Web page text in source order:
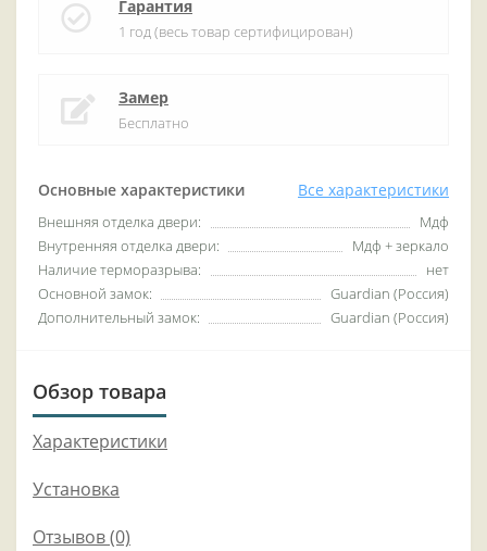
Основные характеристики Все характеристики
Внешняя отделка двери:
Мдф
Внутренняя отделка двери:
Мдф + зеркало
Наличие терморазрыва:
нет
Основной замок:
Guardian (Россия)
Дополнительный замок:
Guardian (Россия)
Гарантия
1 год (весь товар сертифицирован)
Замер
Бесплатно
Обзор товара
Характеристики
Установка
Отзывов (0)